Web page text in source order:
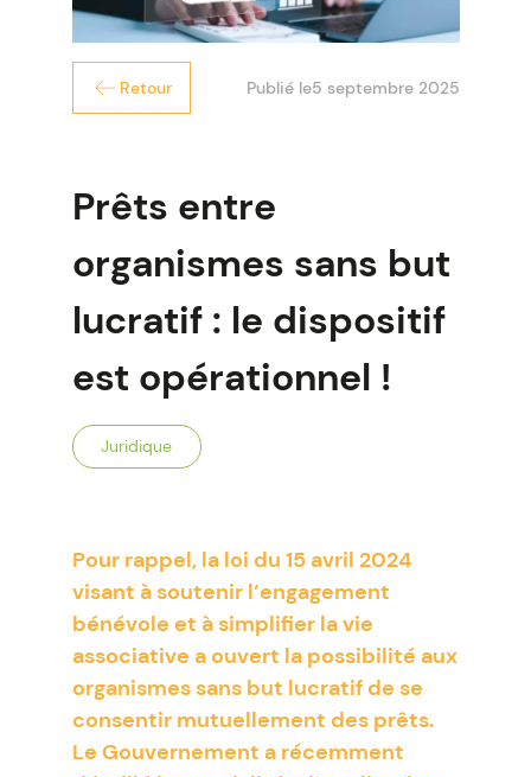
Retour Publié le5 septembre 2025
Prêts entre
organismes sans but
lucratif : le dispositif
est opérationnel !
Juridique
Pour rappel, la loi du 15 avril 2024
visant à soutenir l’engagement
bénévole et à simplifier la vie
associative a ouvert la possibilité aux
organismes sans but lucratif de se
consentir mutuellement des prêts.
Le Gouvernement a récemment